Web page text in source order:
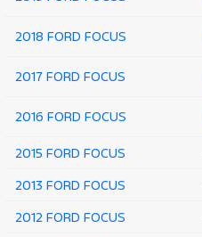
KIA
MINI
NISSAN
2018 FORD FOCUS
2017 FORD FOCUS
2016 FORD FOCUS
2015 FORD FOCUS
2013 FORD FOCUS
2012 FORD FOCUS